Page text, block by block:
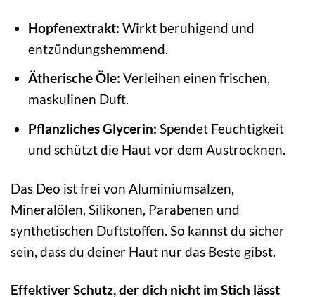
Hopfenextrakt: Wirkt beruhigend und
entzündungshemmend.
Ätherische Öle: Verleihen einen frischen,
maskulinen Duft.
Pflanzliches Glycerin: Spendet Feuchtigkeit
und schützt die Haut vor dem Austrocknen.
Das Deo ist frei von Aluminiumsalzen,
Mineralölen, Silikonen, Parabenen und
synthetischen Duftstoffen. So kannst du sicher
sein, dass du deiner Haut nur das Beste gibst.
Effektiver Schutz, der dich nicht im Stich lässt